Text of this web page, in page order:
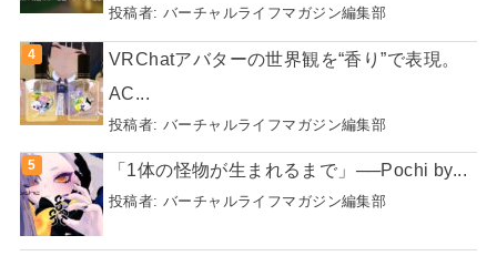
投稿者: バーチャルライフマガジン編集部
VRChatアバターの世界観を“香り”で表現。
AC...
投稿者: バーチャルライフマガジン編集部
「1体の怪物が生まれるまで」──Pochi by...
投稿者: バーチャルライフマガジン編集部